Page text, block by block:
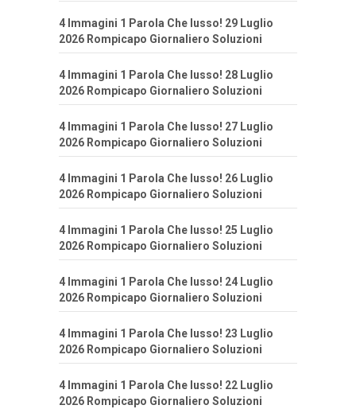
4 Immagini 1 Parola Che lusso! 29 Luglio
2026 Rompicapo Giornaliero Soluzioni
4 Immagini 1 Parola Che lusso! 28 Luglio
2026 Rompicapo Giornaliero Soluzioni
4 Immagini 1 Parola Che lusso! 27 Luglio
2026 Rompicapo Giornaliero Soluzioni
4 Immagini 1 Parola Che lusso! 26 Luglio
2026 Rompicapo Giornaliero Soluzioni
4 Immagini 1 Parola Che lusso! 25 Luglio
2026 Rompicapo Giornaliero Soluzioni
4 Immagini 1 Parola Che lusso! 24 Luglio
2026 Rompicapo Giornaliero Soluzioni
4 Immagini 1 Parola Che lusso! 23 Luglio
2026 Rompicapo Giornaliero Soluzioni
4 Immagini 1 Parola Che lusso! 22 Luglio
2026 Rompicapo Giornaliero Soluzioni